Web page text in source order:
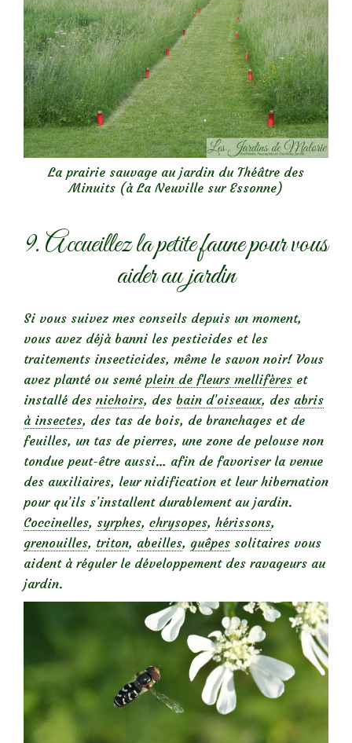
La prairie sauvage au jardin du Théâtre des
Minuits (à La Neuville sur Essonne)
9. Accueillez la petite faune pour vous
aider au jardin
Si vous suivez mes conseils depuis un moment,
vous avez déjà banni les pesticides et les
traitements insecticides, même le savon noir! Vous
avez planté ou semé plein de fleurs mellifères et
installé des nichoirs, des bain d’oiseaux, des abris
à insectes, des tas de bois, de branchages et de
feuilles, un tas de pierres, une zone de pelouse non
tondue peut-être aussi… afin de favoriser la venue
des auxiliaires, leur nidification et leur hibernation
pour qu’ils s’installent durablement au jardin.
Coccinelles, syrphes, chrysopes, hérissons,
grenouilles, triton, abeilles, guêpes solitaires vous
aident à réguler le développement des ravageurs au
jardin.